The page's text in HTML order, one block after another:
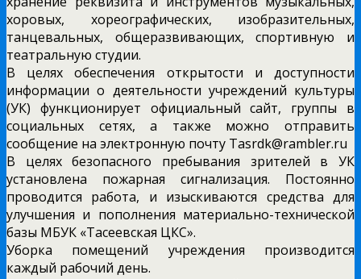
хоровых, хореографических, изобразительных,
танцевальных, общеразвивающих, спортивную и
театральную студии.
В целях обеспечения открытости и доступности
информации о деятельности учреждений культуры
(УК) функционирует официальный сайт, группы в
социальных сетях, а также можно отправить
сообщение на электронную почту Tasrdk@rambler.ru
В целях безопасного пребывания зрителей в УК
установлена пожарная сигнализация. Постоянно
проводится работа, и изыскиваются средства для
улучшения и пополнения материально-технической
базы МБУК «Тасеевская ЦКС».
Уборка помещений учреждения производится
каждый рабочий день.